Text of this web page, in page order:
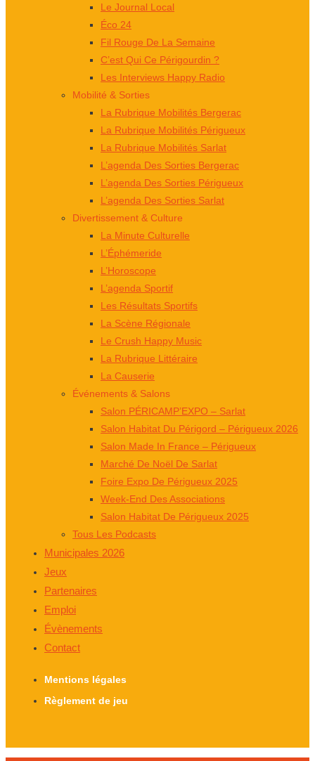
Le Journal Local
Éco 24
Fil Rouge De La Semaine
C’est Qui Ce Périgourdin ?
Les Interviews Happy Radio
Mobilité & Sorties
La Rubrique Mobilités Bergerac
La Rubrique Mobilités Périgueux
La Rubrique Mobilités Sarlat
L’agenda Des Sorties Bergerac
L’agenda Des Sorties Périgueux
L’agenda Des Sorties Sarlat
Divertissement & Culture
La Minute Culturelle
L’Éphémeride
L’Horoscope
L’agenda Sportif
Les Résultats Sportifs
La Scène Régionale
Le Crush Happy Music
La Rubrique Littéraire
La Causerie
Événements & Salons
Salon PÉRICAMP’EXPO – Sarlat
Salon Habitat Du Périgord – Périgueux 2026
Salon Made In France – Périgueux
Marché De Noël De Sarlat
Foire Expo De Périgueux 2025
Week-End Des Associations
Salon Habitat De Périgueux 2025
Tous Les Podcasts
Municipales 2026
Jeux
Partenaires
Emploi
Évènements
Contact
Mentions légales
Règlement de jeu